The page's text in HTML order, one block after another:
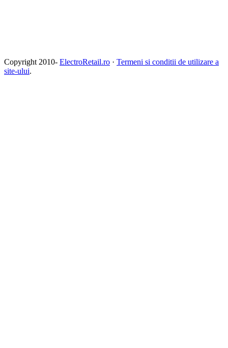
Copyright 2010- ElectroRetail.ro · Termeni si conditii de utilizare a
site-ului.